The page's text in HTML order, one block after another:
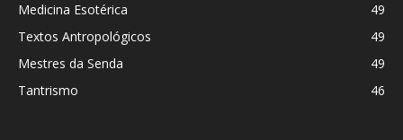
Medicina Esotérica
49
Textos Antropológicos
49
Mestres da Senda
49
Tantrismo
46